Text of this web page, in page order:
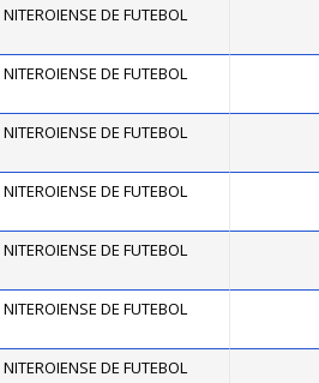
DE FUTEBOL
DE FUTEBOL
DE FUTEBOL
DE FUTEBOL
DE FUTEBOL
DE FUTEBOL
DE FUTEBOL